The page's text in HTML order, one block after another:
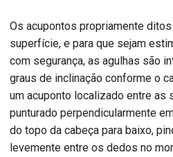
Os acupontos propriamente
superfície, e para que sejam
com segurança, as agulhas são
graus de inclinação conforme o
um acuponto localizado entre as
punturado perpendicularmente
do topo da cabeça para baixo,
levemente entre os dedos no